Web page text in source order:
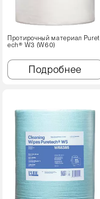
Протирочный материал Puret
ech® W3 (W60)
Подробнее